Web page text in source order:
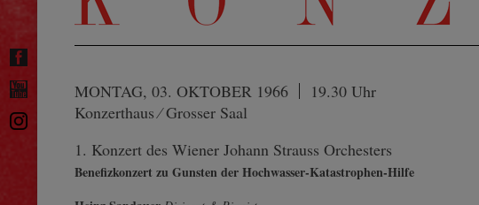
MONTAG, 03. OKTOBER 1966
19.30 Uhr
Konzerthaus ⁄ Grosser Saal
1. Konzert des Wiener Johann Strauss Orchesters
Benefizkonzert zu Gunsten der Hochwasser-Katastrophen-Hilfe